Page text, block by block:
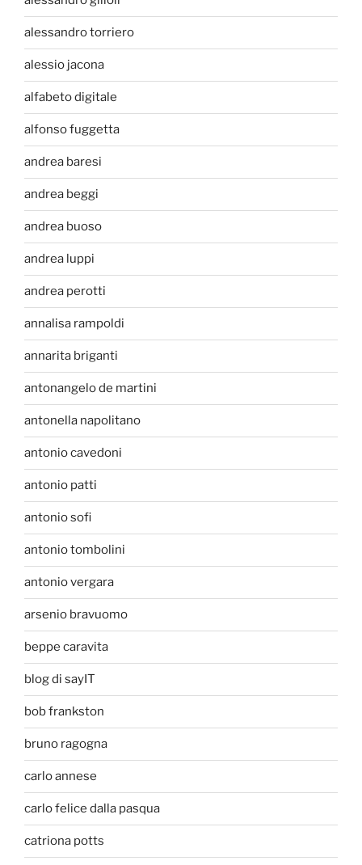
alessandro torriero
alessio jacona
alfabeto digitale
alfonso fuggetta
andrea baresi
andrea beggi
andrea buoso
andrea luppi
andrea perotti
annalisa rampoldi
annarita briganti
antonangelo de martini
antonella napolitano
antonio cavedoni
antonio patti
antonio sofi
antonio tombolini
antonio vergara
arsenio bravuomo
beppe caravita
blog di sayIT
bob frankston
bruno ragogna
carlo annese
carlo felice dalla pasqua
catriona potts